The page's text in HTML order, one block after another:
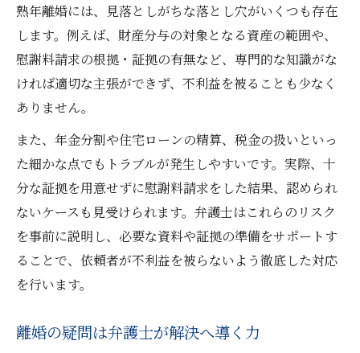
熟年離婚には、見落としがちな落とし穴がいくつも存在
します。例えば、財産分与の対象となる資産の範囲や、
慰謝料請求の根拠・証拠の有無など、専門的な知識がな
ければ適切な主張ができず、不利益を被ることも少なく
ありません。
また、年金分割や住宅ローンの精算、税金の扱いといっ
た細かな点でもトラブルが発生しやすいです。実際、十
分な証拠を用意せずに慰謝料請求をした結果、認められ
ないケースも見受けられます。弁護士はこれらのリスク
を事前に説明し、必要な資料や証拠の準備をサポートす
ることで、依頼者が不利益を被らないよう徹底した対応
を行います。
離婚の疑問は弁護士が解決へ導く力